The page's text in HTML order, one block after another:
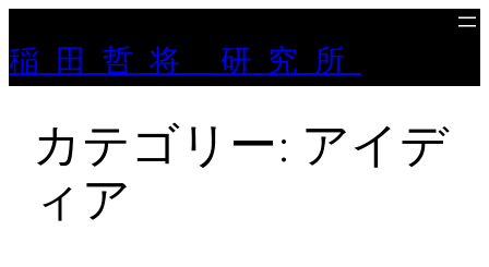
容
を
稲田哲将 研究所
カテゴリー: アイデ
ィア